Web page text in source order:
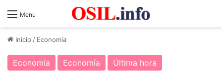
Menu
Inicio / Economía
Economía Economía Última hora